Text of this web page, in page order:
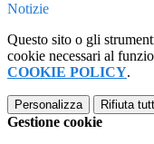
Notizie
Questo sito o gli
cookie necessari al
COOKIE POLICY.
Personalizza Rifiuta
Gestione cookie